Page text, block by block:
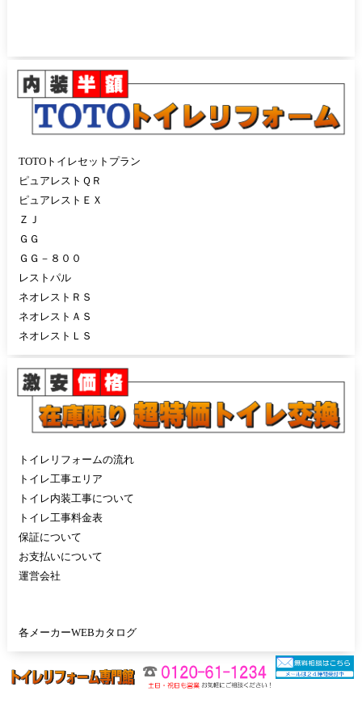
TOTOトイレセットプラン
ピュアレストＱＲ
ピュアレストＥＸ
ＺＪ
ＧＧ
ＧＧ－８００
レストパル
ネオレストＲＳ
ネオレストＡＳ
ネオレストＬＳ
トイレリフォームの流れ
トイレ工事エリア
トイレ内装工事について
トイレ工事料金表
保証について
お支払いについて
運営会社
各メーカーWEBカタログ